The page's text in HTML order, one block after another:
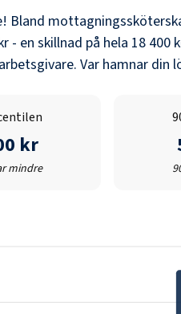
Bland
- en skillnad på hela 18 400
Var hamnar din
kr
mindre